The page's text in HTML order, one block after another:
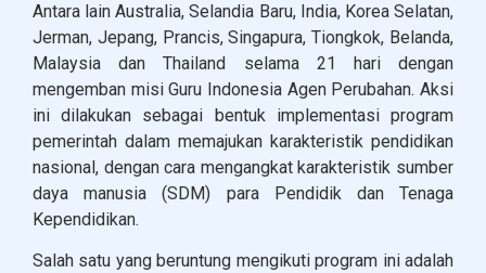
Antara lain Australia, Selandia Baru, India, Korea Selatan,
Jerman, Jepang, Prancis, Singapura, Tiongkok, Belanda,
Malaysia dan Thailand selama 21 hari dengan
mengemban misi Guru Indonesia Agen Perubahan. Aksi
ini dilakukan sebagai bentuk implementasi program
pemerintah dalam memajukan karakteristik pendidikan
nasional, dengan cara mengangkat karakteristik sumber
daya manusia (SDM) para Pendidik dan Tenaga
Kependidikan.
Salah satu yang beruntung mengikuti program ini adalah